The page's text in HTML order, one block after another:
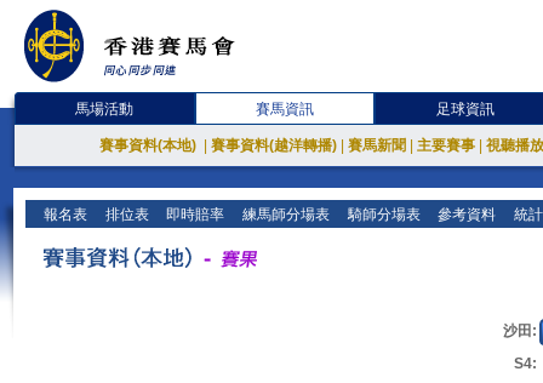
馬場活動 賽馬資訊 足球資訊
賽事資料(本地) 賽事資料(越洋轉播) 賽馬新聞 主要賽事 視聽播
報名表 排位表 即時賠率 練馬師分場表 騎師分場表 參考資料 統
沙田:
S4: